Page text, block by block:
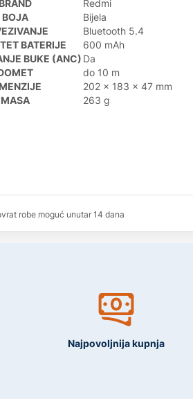
BRAND
Redmi
BOJA
Bijela
Bluetooth 5.4
BATERIJE
600 mAh
BUKE (ANC) Da
do 10 m
202 x 183 x 47 mm
MASA
263 g
robe moguć unutar 14 dana
Najpovoljnija kupnja